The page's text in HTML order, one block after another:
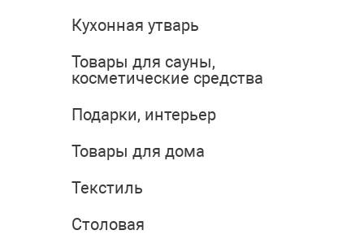
Кухонная утварь
Товары для сауны,
косметические средства
Подарки, интерьер
Товары для дома
Текстиль
Столовая